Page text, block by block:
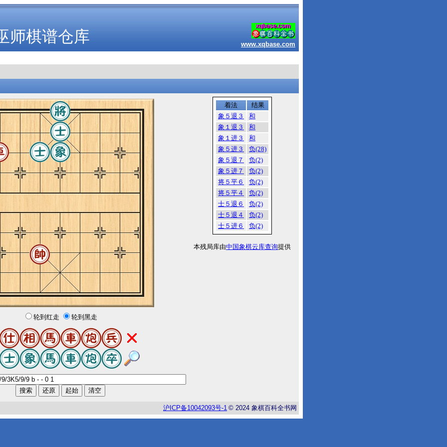
师棋谱仓库 www.xqbase.com
轮到红走 轮到黑走
着法
结果
象５退３
和
象１退３
和
象１进３
和
象５进３
负(28)
象５退７
负(2)
象５进７
负(2)
将５平６
负(2)
将５平４
负(2)
士５退６
负(2)
士５退４
负(2)
士５进６
负(2)
本残局库由中国象棋云库查询提供
沪 ICP备10042093号-1 © 2024 象棋百科全书网